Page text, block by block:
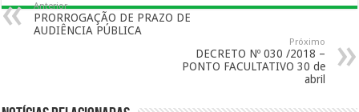
Anterior
PRORROGAÇÃO DE PRAZO DE
AUDIÊNCIA PÚBLICA
Próximo
DECRETO Nº 030 /2018 –
PONTO FACULTATIVO 30 de
abril